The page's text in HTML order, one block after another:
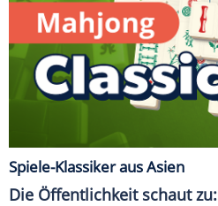
Spiele-Klassiker aus Asien
Die Öffentlichkeit schaut zu: